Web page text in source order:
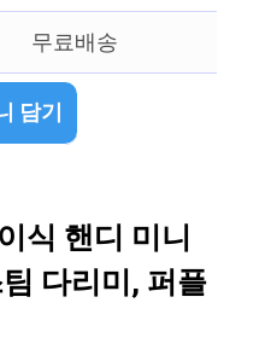
무료배송
담기
식 핸디 미니
다리미, 퍼플